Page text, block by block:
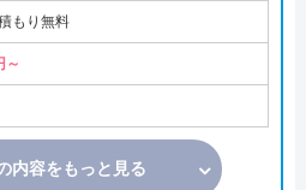
もり無料
～
内容をもっと見る